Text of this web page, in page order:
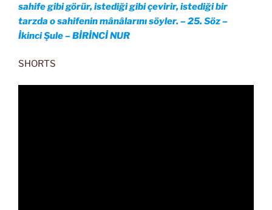
sahife gibi görür, istediği gibi çevirir, istediği bir
tarzda o sahifenin mânâlarını söyler. – 25. Söz –
İkinci Şule – BİRİNCİ NUR
SHORTS